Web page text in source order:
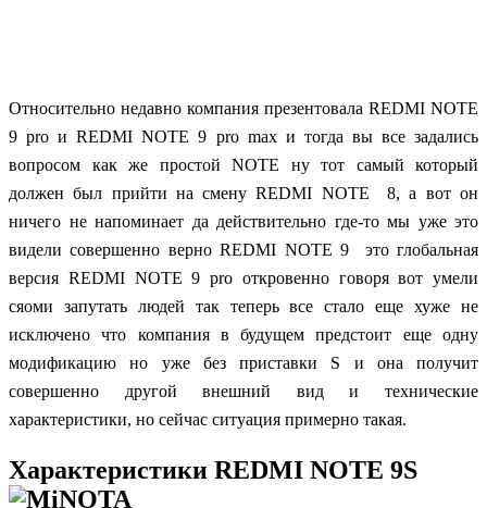
Относительно недавно компания презентовала REDMI NOTE
9 pro и REDMI NOTE 9 pro max и тогда вы все задались
вопросом как же простой NOTE ну тот самый который
должен был прийти на смену REDMI NOTE 8, а вот он
ничего не напоминает да действительно где-то мы уже это
видели совершенно верно REDMI NOTE 9 это глобальная
версия REDMI NOTE 9 pro откровенно говоря вот умели
сяоми запутать людей так теперь все стало еще хуже не
исключено что компания в будущем предстоит еще одну
модификацию но уже без приставки S и она получит
совершенно другой внешний вид и технические
характеристики, но сейчас ситуация примерно такая.
Характеристики REDMI NOTE 9S